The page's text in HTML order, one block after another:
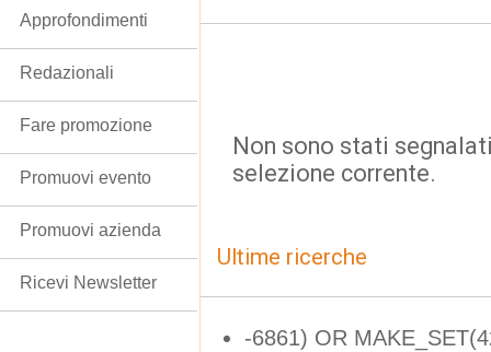
Non sono stati
selezione corrente.
Ultime ricerche
-6861) OR
Approfondimenti
Redazionali
Fare promozione
Promuovi evento
Promuovi azienda
Ricevi Newsletter